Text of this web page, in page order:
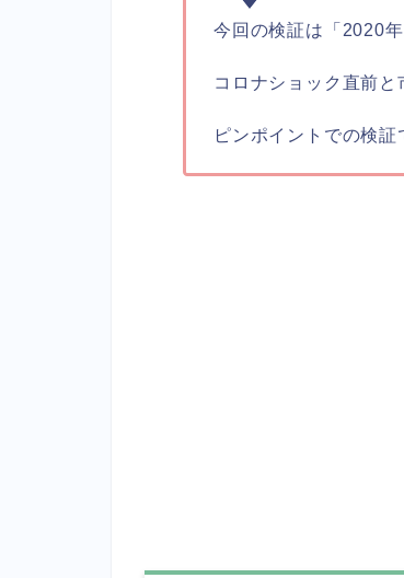
今回の検証は「2020
コロナショック直前
ピンポイントでの検